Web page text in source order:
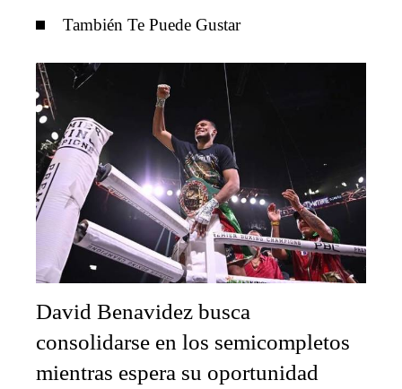
También Te Puede Gustar
David Benavidez busca
consolidarse en los semicompletos
mientras espera su oportunidad